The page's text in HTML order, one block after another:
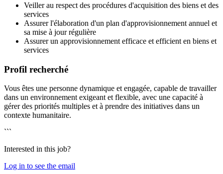
Veiller au respect des procédures d'acquisition des biens et des
services
Assurer l'élaboration d'un plan d'approvisionnement annuel et
sa mise à jour régulière
Assurer un approvisionnement efficace et efficient en biens et
services
Profil recherché
Vous êtes une personne dynamique et engagée, capable de travailler
dans un environnement exigeant et flexible, avec une capacité à
gérer des priorités multiples et à prendre des initiatives dans un
contexte humanitaire.
```
Interested in this job?
Log in to see the email